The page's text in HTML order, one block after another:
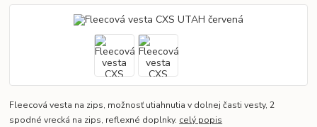
Fleecová vesta na zips, možnosť utiahnutia v dolnej časti vesty, 2
spodné vrecká na zips, reflexné doplnky. celý popis